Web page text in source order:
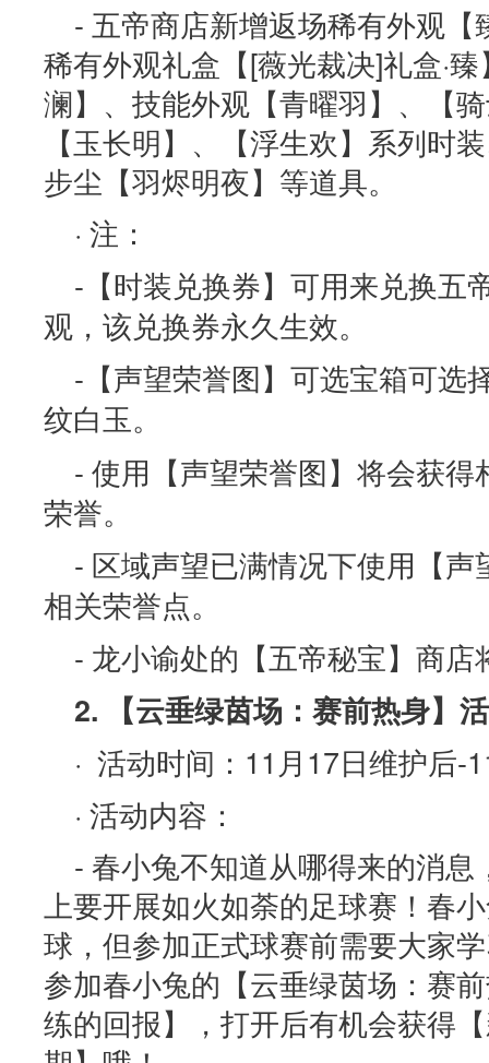
- 五帝商店新增返场稀有外观【
稀有外观礼盒【[薇光裁决]礼盒·
澜】、技能外观【青曜羽】、【
【玉长明】、【浮生欢】系列时
步尘【羽烬明夜】等道具。
· 注：
-【时装兑换券】可用来兑换五
观，该兑换券永久生效。
-【声望荣誉图】可选宝箱可选
纹白玉。
- 使用【声望荣誉图】将会获
荣誉。
- 区域声望已满情况下使用【
相关荣誉点。
- 龙小谕处的【五帝秘宝】商
2. 【云垂绿茵场：赛前热身】
· 活动时间：11月17日维护后-
· 活动内容：
- 春小兔不知道从哪得来的消
上要开展如火如荼的足球赛！春
球，但参加正式球赛前需要大家
参加春小兔的【云垂绿茵场：赛
练的回报】，打开后有机会获得